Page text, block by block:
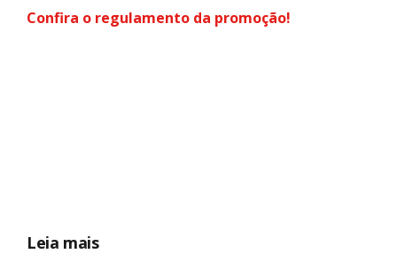
Confira o regulamento da promoção!
Leia mais